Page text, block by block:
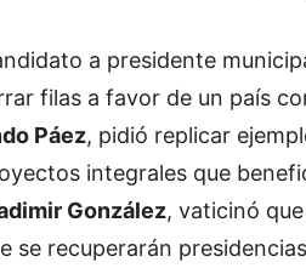
a presidente
filas a favor de un país
Páez, pidió replicar
integrales que
González, vaticinó
se recuperarán